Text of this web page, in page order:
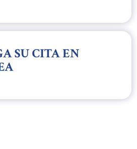
SU CITA EN